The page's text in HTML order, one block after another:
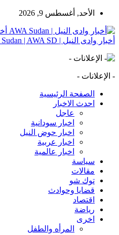
الأحد, أغسطس 9, 2026
أخبار وادى النيل | AWA Sudan | AWA SD
- الإعلانات -
الصفحة الرئيسية
احدث الاخبار
عاجل
اخبار سودانية
اخبار حوض النيل
اخبار عربية
اخبار عالمية
سياسة
مقالات
توك شو
قضايا وحوادث
اقتصاد
رياضة
اخرى
المرأه والطفل